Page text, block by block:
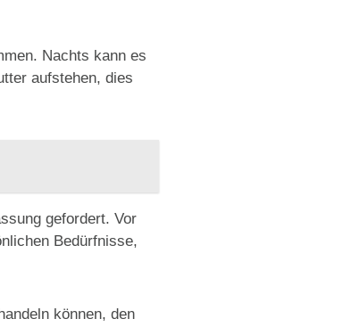
Nachts kann es
aufstehen, dies
gefordert. Vor
Bedürfnisse,
können, den